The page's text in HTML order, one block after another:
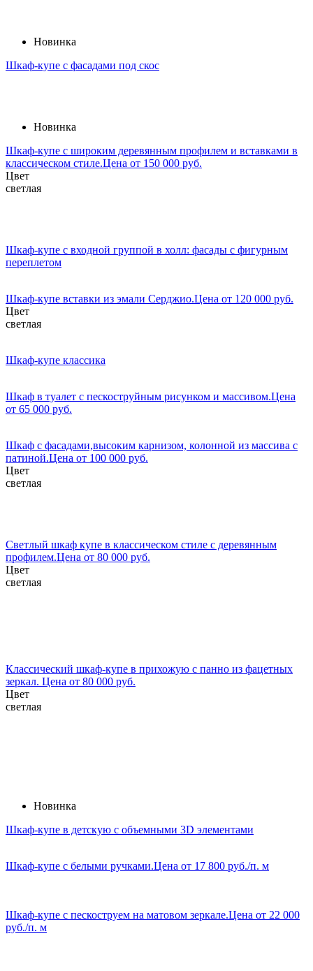
Новинка
Шкаф-купе с фасадами под скос
Новинка
Шкаф-купе с широким деревянным профилем и вставками в
классическом стиле.Цена от 150 000 руб.
Цвет
светлая
Шкаф-купе с входной группой в холл: фасады с фигурным
переплетом
Шкаф-купе вставки из эмали Серджио.Цена от 120 000 руб.
Цвет
светлая
Шкаф-купе классика
Шкаф в туалет с пескоструйным рисунком и массивом.Цена
от 65 000 руб.
Шкаф с фасадами,высоким карнизом, колонной из массива с
патиной.Цена от 100 000 руб.
Цвет
светлая
Светлый шкаф купе в классическом стиле с деревянным
профилем.Цена от 80 000 руб.
Цвет
светлая
Классический шкаф-купе в прихожую с панно из фацетных
зеркал. Цена от 80 000 руб.
Цвет
светлая
Новинка
Шкаф-купе в детскую с объемными 3D элементами
Шкаф-купе с белыми ручками.Цена от 17 800 руб./п. м
Шкаф-купе с пескоструем на матовом зеркале.Цена от 22 000
руб./п. м